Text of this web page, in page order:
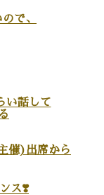
で、
い話して
催)出席から
ス❣️